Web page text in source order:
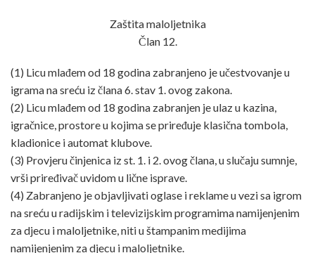
Zaštita maloljetnika
Član 12.
(1) Licu mlađem od 18 godina zabranjeno je učestvovanje u
igrama na sreću iz člana 6. stav 1. ovog zakona.
(2) Licu mlađem od 18 godina zabranjen je ulaz u kazina,
igračnice, prostore u kojima se priređuje klasična tombola,
kladionice i automat klubove.
(3) Provjeru činjenica iz st. 1. i 2. ovog člana, u slučaju sumnje,
vrši priređivač uvidom u lične isprave.
(4) Zabranjeno je objavljivati oglase i reklame u vezi sa igrom
na sreću u radijskim i televizijskim programima namijenjenim
za djecu i maloljetnike, niti u štampanim medijima
namijenjenim za djecu i maloljetnike.